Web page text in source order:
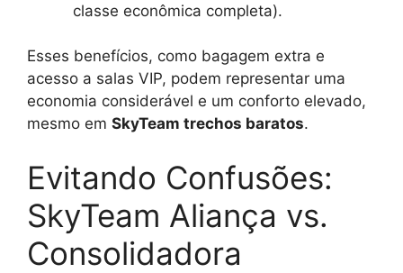
classe econômica completa).
Esses benefícios, como bagagem extra e
acesso a salas VIP, podem representar uma
economia considerável e um conforto elevado,
mesmo em SkyTeam trechos baratos.
Evitando Confusões:
SkyTeam Aliança vs.
Consolidadora